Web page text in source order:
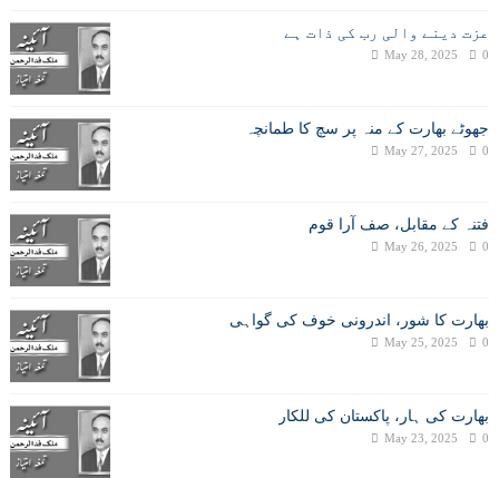
عزت دینے والی رب کی ذات ہے
May 28, 2025 0
جھوٹے بھارت کے منہ پر سچ کا طمانچہ
May 27, 2025 0
فتنہ کے مقابل، صف آرا قوم
May 26, 2025 0
بھارت کا شور، اندرونی خوف کی گواہی
May 25, 2025 0
بھارت کی ہار، پاکستان کی للکار
May 23, 2025 0